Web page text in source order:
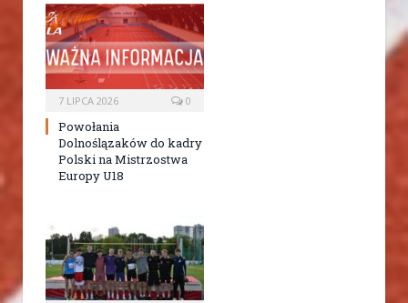
7 LIPCA 2026 0
Powołania
Dolnoślązaków do kadry
Polski na Mistrzostwa
Europy U18